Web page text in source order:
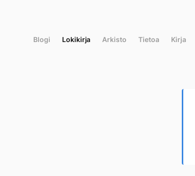
Blogi Lokikirja Arkisto Tietoa Kirja